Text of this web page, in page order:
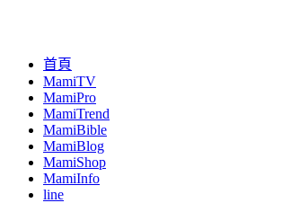
首頁
MamiTV
MamiPro
MamiTrend
MamiBible
MamiBlog
MamiShop
MamiInfo
line